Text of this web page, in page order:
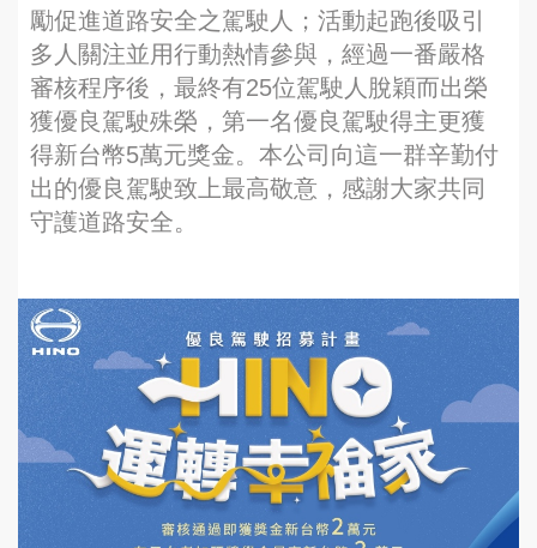
勵促進道路安全之駕駛人；活動起跑後吸引
多人關注並用行動熱情參與，經過一番嚴格
審核程序後，最終有25位駕駛人脫穎而出榮
獲優良駕駛殊榮，第一名優良駕駛得主更獲
得新台幣5萬元獎金。本公司向這一群辛勤付
出的優良駕駛致上最高敬意，感謝大家共同
守護道路安全。